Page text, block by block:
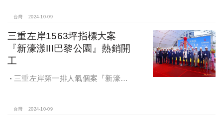
百萬的交易行情
台灣 2024-10-09
三重左岸1563坪指標大案
『新濠漾III巴黎公園』熱銷開
工
三重左岸第一排人氣個案『新濠漾III
台灣 2024-10-09